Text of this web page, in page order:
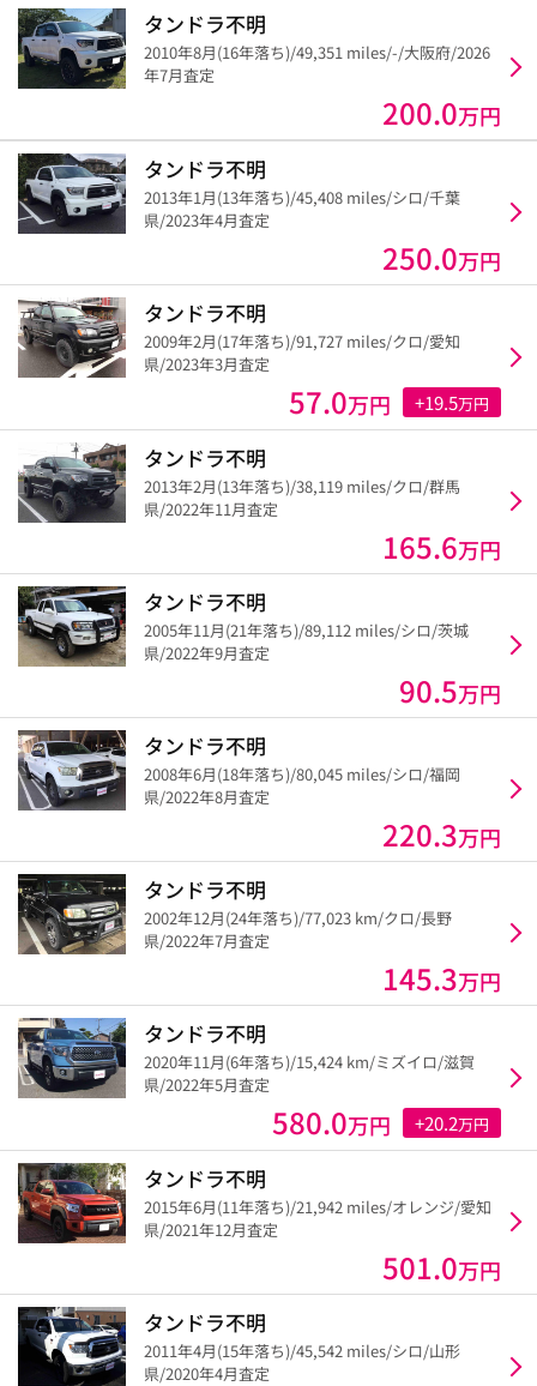
タンドラ不明
2010年8月(16年落ち)/49,351 miles/-/大阪府/2026
年7月査定
200.0万円
タンドラ不明
2013年1月(13年落ち)/45,408 miles/シロ/千葉
県/2023年4月査定
250.0万円
タンドラ不明
2009年2月(17年落ち)/91,727 miles/クロ/愛知
県/2023年3月査定
57.0万円 +19.5万円
タンドラ不明
2013年2月(13年落ち)/38,119 miles/クロ/群馬
県/2022年11月査定
165.6万円
タンドラ不明
2005年11月(21年落ち)/89,112 miles/シロ/茨城
県/2022年9月査定
90.5万円
タンドラ不明
2008年6月(18年落ち)/80,045 miles/シロ/福岡
県/2022年8月査定
220.3万円
タンドラ不明
2002年12月(24年落ち)/77,023 km/クロ/長野
県/2022年7月査定
145.3万円
タンドラ不明
2020年11月(6年落ち)/15,424 km/ミズイロ/滋賀
県/2022年5月査定
580.0万円 +20.2万円
タンドラ不明
2015年6月(11年落ち)/21,942 miles/オレンジ/愛知
県/2021年12月査定
501.0万円
タンドラ不明
2011年4月(15年落ち)/45,542 miles/シロ/山形
県/2020年4月査定